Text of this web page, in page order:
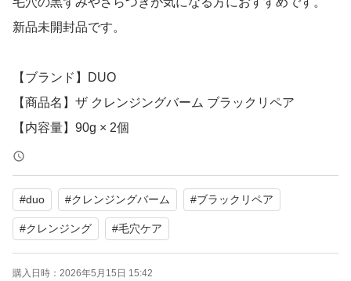
新品未開封品です。
【ブランド】DUO
【商品名】ザ クレンジングバーム ブラックリペア
【内容量】90g × 2個
【商品の状態】未使用
【カラー】ブラック系
よろしくお願いいたします。
#duo #クレンジングバーム #ブラックリペア
#クレンジング #毛穴ケア
購入日時： 2026年5月15日 15:42